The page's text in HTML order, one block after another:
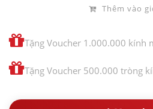
Thêm vào
Tặng Voucher 1.000.000 kính
Tặng Voucher 500.000 tròng